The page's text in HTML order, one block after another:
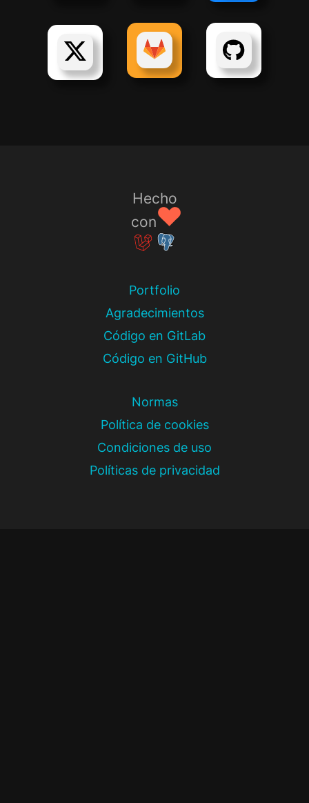
Hecho
con
Portfolio
Agradecimientos
Código en GitLab
Código en GitHub
Normas
Política de cookies
Condiciones de uso
Políticas de privacidad